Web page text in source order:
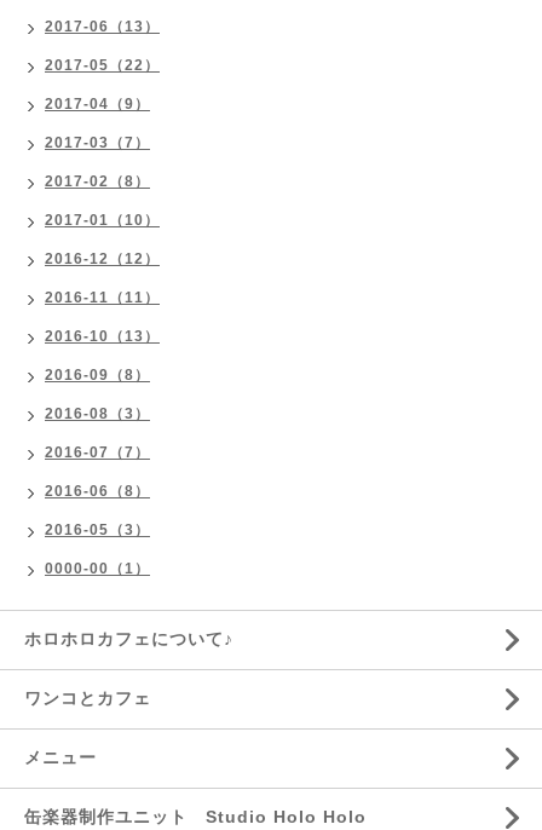
2017-06（13）
2017-05（22）
2017-04（9）
2017-03（7）
2017-02（8）
2017-01（10）
2016-12（12）
2016-11（11）
2016-10（13）
2016-09（8）
2016-08（3）
2016-07（7）
2016-06（8）
2016-05（3）
0000-00（1）
ホロホロカフェについて♪
ワンコとカフェ
メニュー
缶楽器制作ユニット Studio Holo Holo